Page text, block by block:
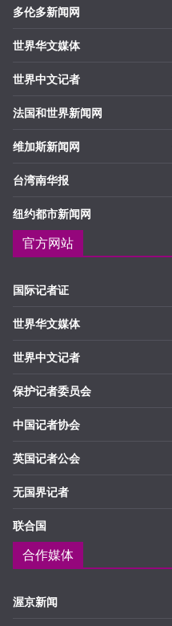
多伦多新闻网
世界华文媒体
世界中文记者
法国和世界新闻网
维加斯新闻网
台湾南华报
纽约都市新闻网
官方网站
国际记者证
世界华文媒体
世界中文记者
保护记者委员会
中国记者协会
英国记者公会
无国界记者
联合国
合作媒体
渥京新闻